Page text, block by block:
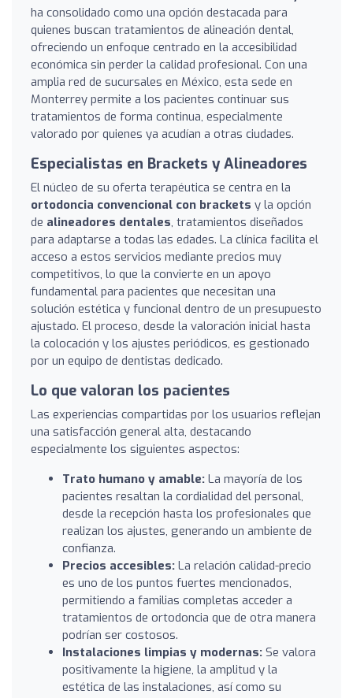
ha consolidado como una opción destacada para
quienes buscan tratamientos de alineación dental,
ofreciendo un enfoque centrado en la accesibilidad
económica sin perder la calidad profesional. Con una
amplia red de sucursales en México, esta sede en
Monterrey permite a los pacientes continuar sus
tratamientos de forma continua, especialmente
valorado por quienes ya acudían a otras ciudades.
Especialistas en Brackets y Alineadores
El núcleo de su oferta terapéutica se centra en la
ortodoncia convencional con brackets y la opción
de alineadores dentales, tratamientos diseñados
para adaptarse a todas las edades. La clínica facilita el
acceso a estos servicios mediante precios muy
competitivos, lo que la convierte en un apoyo
fundamental para pacientes que necesitan una
solución estética y funcional dentro de un presupuesto
ajustado. El proceso, desde la valoración inicial hasta
la colocación y los ajustes periódicos, es gestionado
por un equipo de dentistas dedicado.
Lo que valoran los pacientes
Las experiencias compartidas por los usuarios reflejan
una satisfacción general alta, destacando
especialmente los siguientes aspectos:
Trato humano y amable: La mayoría de los
pacientes resaltan la cordialidad del personal,
desde la recepción hasta los profesionales que
realizan los ajustes, generando un ambiente de
confianza.
Precios accesibles: La relación calidad-precio
es uno de los puntos fuertes mencionados,
permitiendo a familias completas acceder a
tratamientos de ortodoncia que de otra manera
podrían ser costosos.
Instalaciones limpias y modernas: Se valora
positivamente la higiene, la amplitud y la
estética de las instalaciones, así como su